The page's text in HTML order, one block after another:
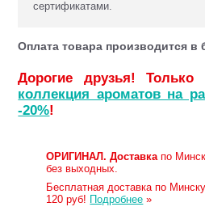
сертификатами.
Оплата товара производится в
Дорогие друзья! Только
коллекция ароматов на
-20%!
ОРИГИНАЛ. Доставкапо
без выходных.
Бесплатная доставка по
120 руб! Подробнее »